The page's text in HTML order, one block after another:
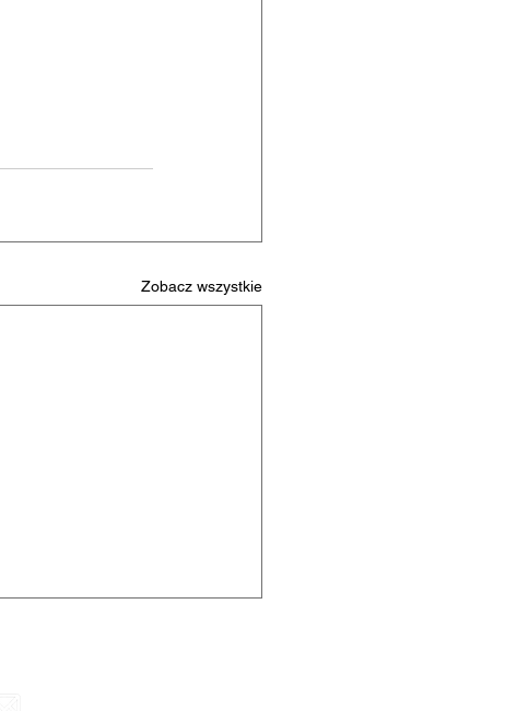
Zobacz wszystkie